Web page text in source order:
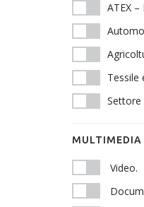
ATEX –
Tessile
Settore
MULTIMEDIA
Video.